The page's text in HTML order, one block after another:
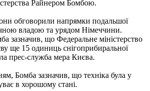
Райнером Бомбою.
обговорили напрямки подальшої
владою та урядом Німеччини.
зазначив, що Федеральне міністерство
ще 15 одиниць снігоприбиральної
прес-служба мера Києва.
Бомба зазначив, що техніка була у
в хорошому стані.